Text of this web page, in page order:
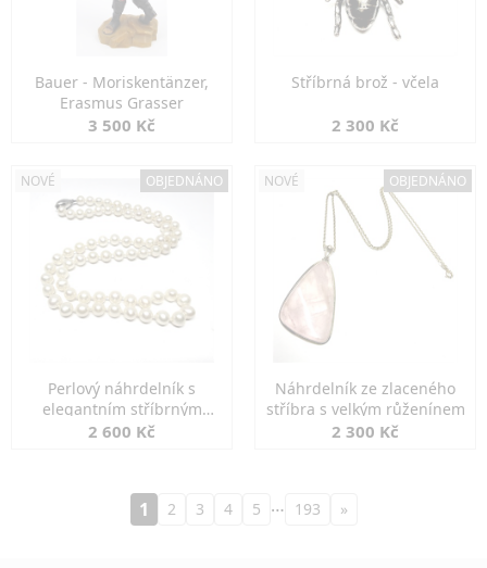
Bauer - Moriskentänzer,
Erasmus Grasser
3 500 Kč
Stříbrná brož - včela
2 300 Kč
NOVÉ OBJEDNÁNO
Perlový náhrdelník s
elegantním stříbrným
zapínáním
2 600 Kč
NOVÉ OBJEDNÁNO
Náhrdelník ze zlaceného
stříbra s velkým růženínem
2 300 Kč
1 2 3 4 5 … 193 »